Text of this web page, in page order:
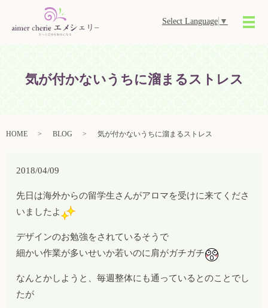
Select Language ▼
メ
気が付かないうちに溜まるストレス
HOME BLOG 気が付かないうちに溜まるストレス
2018/04/09
先日は海外からの留学生さんがアロマを受けに来てくださ
いましたよ
デザインのお勉強をされているそうで
細かい作業が多いせいか若いのに肩がガチガチ
なんとかしようと、毎週整体にも通っているとのことでし
たが